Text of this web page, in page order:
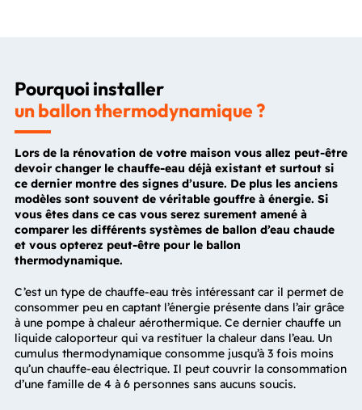
Lors de la rénovation de votre maison vous allez peut-être
devoir changer le chauffe-eau déjà existant et surtout si
ce dernier montre des signes d’usure. De plus les anciens
modèles sont souvent de véritable gouffre à énergie. Si
vous êtes dans ce cas vous serez surement amené à
comparer les différents systèmes de ballon d’eau chaude
et vous opterez peut-être pour le ballon
thermodynamique.
C’est un type de chauffe-eau très intéressant car il permet de
consommer peu en captant l’énergie présente dans l’air grâce
à une pompe à chaleur aérothermique. Ce dernier chauffe un
liquide caloporteur qui va restituer la chaleur dans l’eau. Un
cumulus thermodynamique consomme jusqu’à 3 fois moins
qu’un chauffe-eau électrique. Il peut couvrir la consommation
d’une famille de 4 à 6 personnes sans aucuns soucis.
Pourquoi installer
un ballon thermodynamique ?